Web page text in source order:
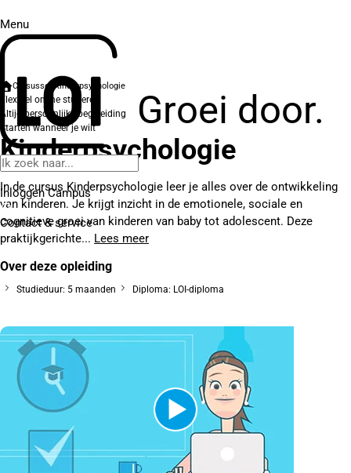
Menu
Groei door.
Inloggen Campus
Contact& service
Cursussen Kinderpsychologie
Flexibel online studeren
Altijd persoonlijke begeleiding
Starten wanneer je wilt
Kinderpsychologie
In de cursus Kinderpsychologie leer je alles over de ontwikkeling
van kinderen. Je krijgt inzicht in de emotionele, sociale en
cognitieve groei van kinderen van baby tot adolescent. Deze
praktijkgerichte... Lees meer
Over deze opleiding
Studieduur: 5 maanden Diploma: LOI-diploma